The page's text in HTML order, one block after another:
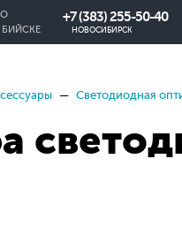
+7 (383) 255-50-40
НОВОСИБИРСК
Светодиодная